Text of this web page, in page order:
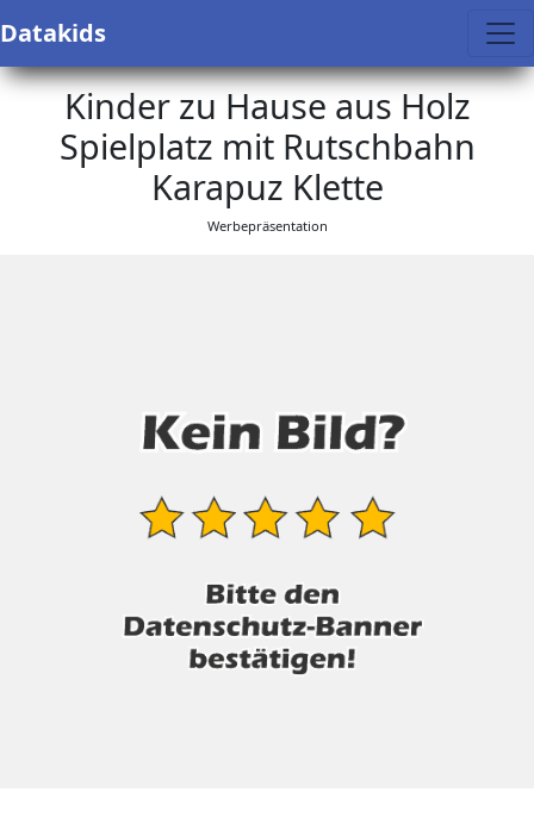
Datakids
Kinder zu Hause aus Holz
Spielplatz mit Rutschbahn
Karapuz Klette
Werbepräsentation